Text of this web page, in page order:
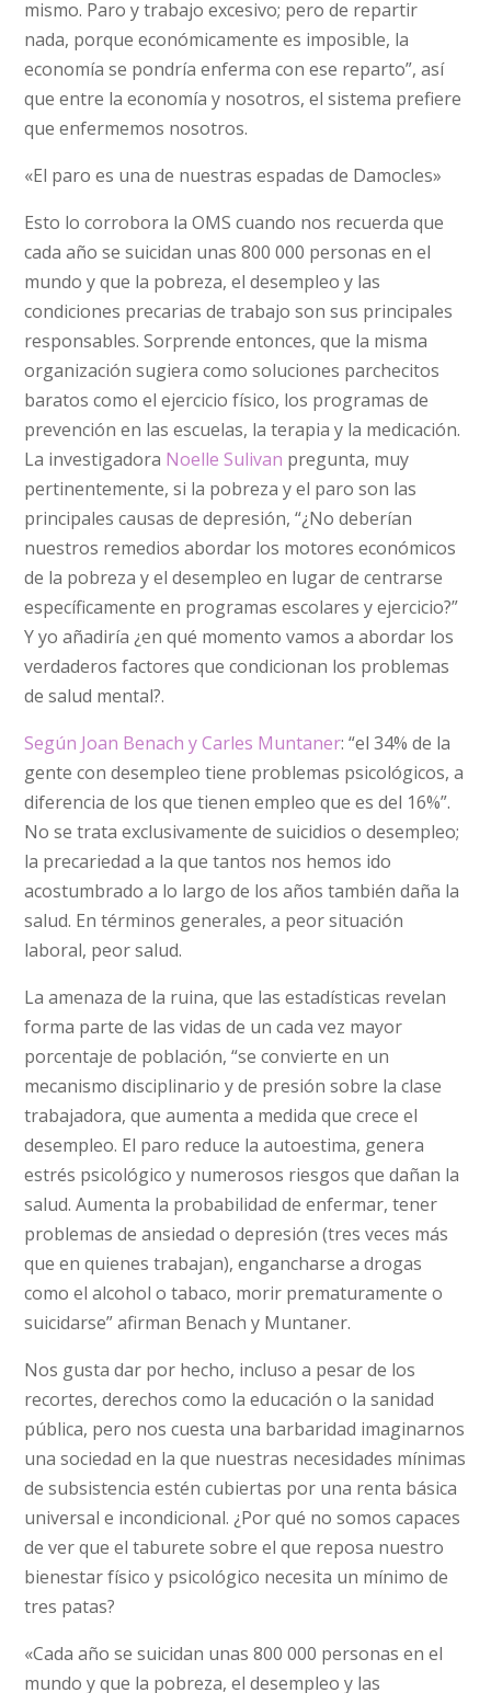
mismo. Paro y trabajo excesivo; pero de repartir
nada, porque económicamente es imposible, la
economía se pondría enferma con ese reparto”, así
que entre la economía y nosotros, el sistema prefiere
que enfermemos nosotros.
«El paro es una de nuestras espadas de Damocles»
Esto lo corrobora la OMS cuando nos recuerda que
cada año se suicidan unas 800 000 personas en el
mundo y que la pobreza, el desempleo y las
condiciones precarias de trabajo son sus principales
responsables. Sorprende entonces, que la misma
organización sugiera como soluciones parchecitos
baratos como el ejercicio físico, los programas de
prevención en las escuelas, la terapia y la medicación.
La investigadora Noelle Sulivan pregunta, muy
pertinentemente, si la pobreza y el paro son las
principales causas de depresión, “¿No deberían
nuestros remedios abordar los motores económicos
de la pobreza y el desempleo en lugar de centrarse
específicamente en programas escolares y ejercicio?”
Y yo añadiría ¿en qué momento vamos a abordar los
verdaderos factores que condicionan los problemas
de salud mental?.
Según Joan Benach y Carles Muntaner: “el 34% de la
gente con desempleo tiene problemas psicológicos, a
diferencia de los que tienen empleo que es del 16%”.
No se trata exclusivamente de suicidios o desempleo;
la precariedad a la que tantos nos hemos ido
acostumbrado a lo largo de los años también daña la
salud. En términos generales, a peor situación
laboral, peor salud.
La amenaza de la ruina, que las estadísticas revelan
forma parte de las vidas de un cada vez mayor
porcentaje de población, “se convierte en un
mecanismo disciplinario y de presión sobre la clase
trabajadora, que aumenta a medida que crece el
desempleo. El paro reduce la autoestima, genera
estrés psicológico y numerosos riesgos que dañan la
salud. Aumenta la probabilidad de enfermar, tener
problemas de ansiedad o depresión (tres veces más
que en quienes trabajan), engancharse a drogas
como el alcohol o tabaco, morir prematuramente o
suicidarse” afirman Benach y Muntaner.
Nos gusta dar por hecho, incluso a pesar de los
recortes, derechos como la educación o la sanidad
pública, pero nos cuesta una barbaridad imaginarnos
una sociedad en la que nuestras necesidades mínimas
de subsistencia estén cubiertas por una renta básica
universal e incondicional. ¿Por qué no somos capaces
de ver que el taburete sobre el que reposa nuestro
bienestar físico y psicológico necesita un mínimo de
tres patas?
«Cada año se suicidan unas 800 000 personas en el
mundo y que la pobreza, el desempleo y las